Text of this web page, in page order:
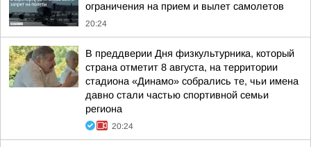
ограничения на прием и вылет самолетов
20:24
В преддверии Дня физкультурника, который
страна отметит 8 августа, на территории
стадиона «Динамо» собрались те, чьи имена
давно стали частью спортивной семьи
региона
20:24